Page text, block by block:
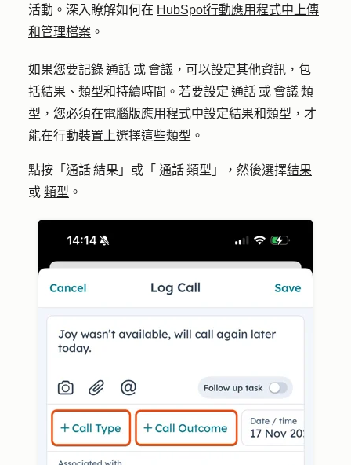
活動。深入瞭解如何在 HubSpot行動應用程式中上傳
和管理檔案 。
如果您要記錄 通話 或 會議，可以設定其他資訊，包
括結果、類型和持續時間。若要設定 通話 或 會議 類
型，您必須在電腦版應用程式中設定結果和類型，才
能在行動裝置上選擇這些類型。
點按「通話 結果」或「 通話 類型」，然後選擇結果
或 類型 。